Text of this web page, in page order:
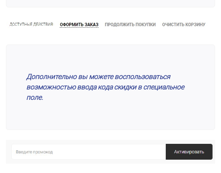
Дополнительно вы можете воспользоваться
возможностью ввода кода скидки в специальное
поле.